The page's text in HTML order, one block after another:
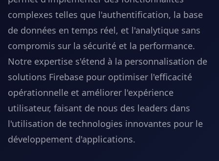
complexes telles que l'authentification, la base
de données en temps réel, et l'analytique sans
compromis sur la sécurité et la performance.
Notre expertise s'étend à la personnalisation de
solutions Firebase pour optimiser l'efficacité
opérationnelle et améliorer l'expérience
utilisateur, faisant de nous des leaders dans
l'utilisation de technologies innovantes pour le
développement d'applications.